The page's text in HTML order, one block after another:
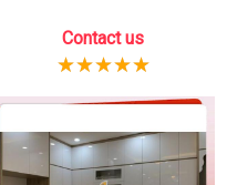
Contact us